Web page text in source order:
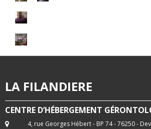
LA FILANDIERE
CENTRE D’HÉBERGEMENT
4, rue Georges Hébert - BP 74 - 76250 -